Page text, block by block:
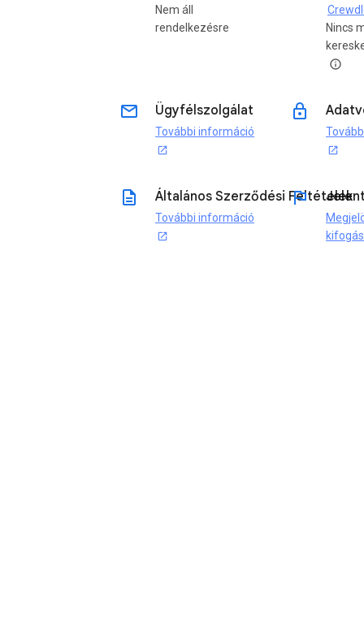
Nem áll
rendelkezésre
Nincs
info
email Ügyfélszolgálat
További információ
open_in_new
lock
open_in_new
description Általános Szerződési Feltételek
További információ
open_in_new
flag